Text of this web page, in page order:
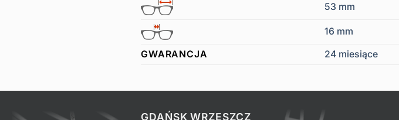
53 mm
16 mm
GWARANCJA 24 miesiące
GDAŃSK WRZESZCZ